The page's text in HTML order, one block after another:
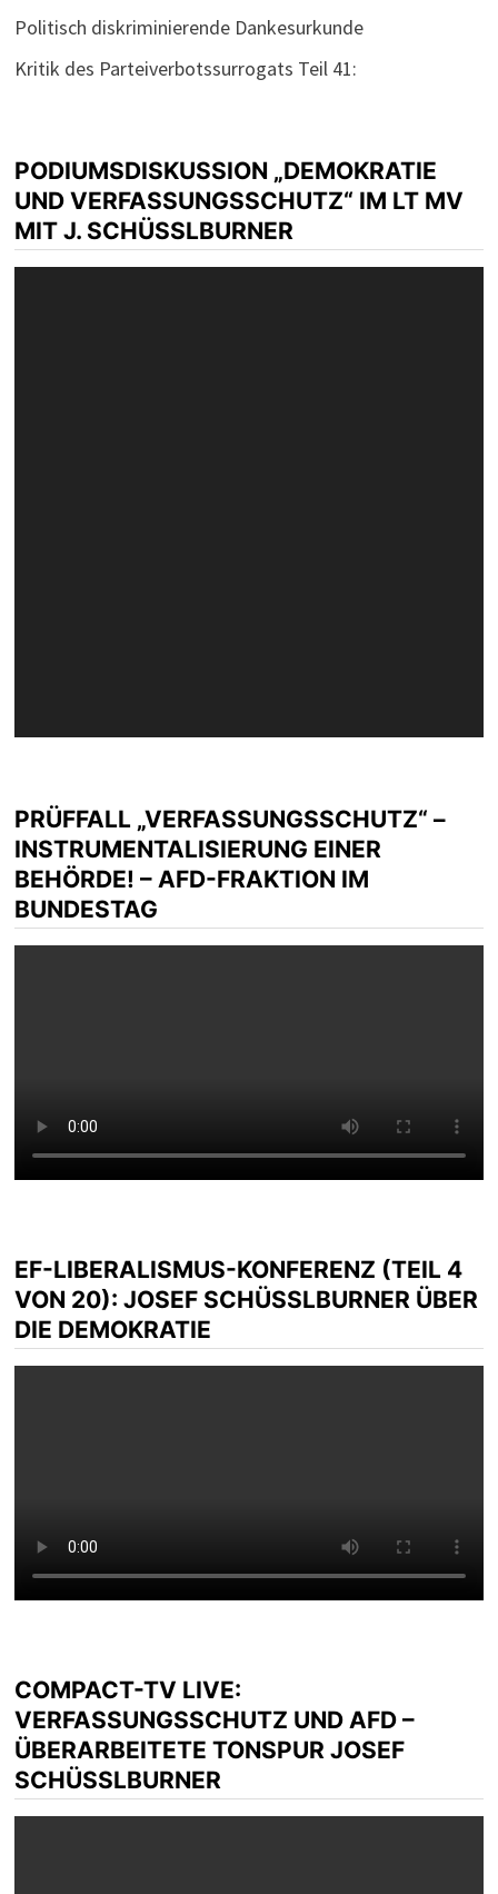
Politisch diskriminierende Dankesurkunde
Kritik des Parteiverbotssurrogats Teil 41:
PODIUMSDISKUSSION „DEMOKRATIE
UND VERFASSUNGSSCHUTZ“ IM LT MV
MIT J. SCHÜSSLBURNER
PRÜFFALL „VERFASSUNGSSCHUTZ“ –
INSTRUMENTALISIERUNG EINER
BEHÖRDE! – AFD-FRAKTION IM
BUNDESTAG
EF-LIBERALISMUS-KONFERENZ (TEIL 4
VON 20): JOSEF SCHÜSSLBURNER ÜBER D
IE DEMOKRATIE
COMPACT-TV LIVE:
VERFASSUNGSSCHUTZ UND AFD –
ÜBERARBEITETE TONSPUR JOSEF
SCHÜSSLBURNER